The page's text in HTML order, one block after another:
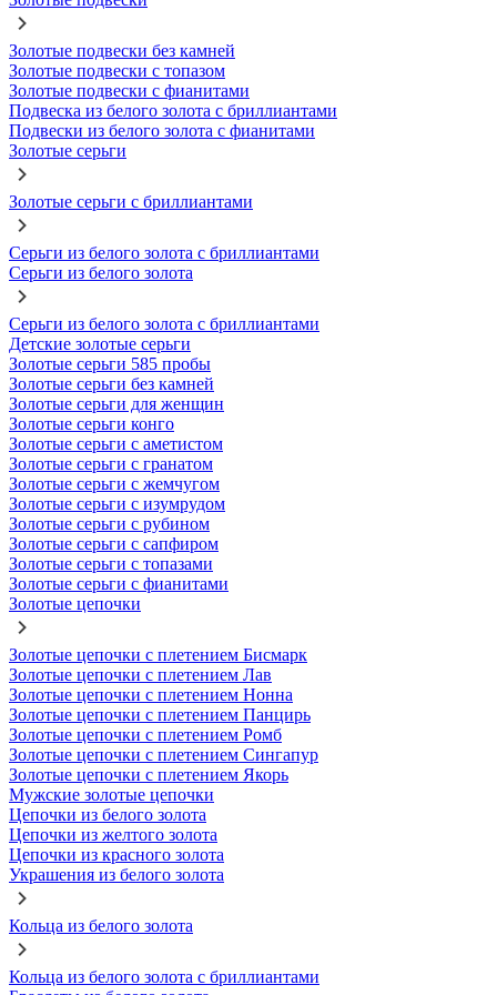
Золотые подвески без камней
Золотые подвески с топазом
Золотые подвески с фианитами
Подвеска из белого золота с бриллиантами
Подвески из белого золота с фианитами
Золотые серьги
Золотые серьги с бриллиантами
Серьги из белого золота с бриллиантами
Серьги из белого золота
Серьги из белого золота с бриллиантами
Детские золотые серьги
Золотые серьги 585 пробы
Золотые серьги без камней
Золотые серьги для женщин
Золотые серьги конго
Золотые серьги с аметистом
Золотые серьги с гранатом
Золотые серьги с жемчугом
Золотые серьги с изумрудом
Золотые серьги с рубином
Золотые серьги с сапфиром
Золотые серьги с топазами
Золотые серьги с фианитами
Золотые цепочки
Золотые цепочки с плетением Бисмарк
Золотые цепочки с плетением Лав
Золотые цепочки с плетением Нонна
Золотые цепочки с плетением Панцирь
Золотые цепочки с плетением Ромб
Золотые цепочки с плетением Сингапур
Золотые цепочки с плетением Якорь
Мужские золотые цепочки
Цепочки из белого золота
Цепочки из желтого золота
Цепочки из красного золота
Украшения из белого золота
Кольца из белого золота
Кольца из белого золота с бриллиантами